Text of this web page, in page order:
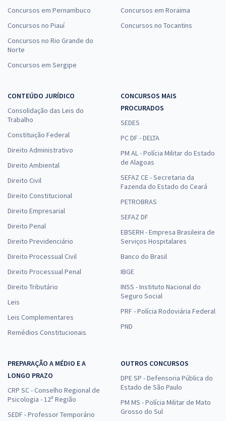
Concursos em Pernambuco
Concursos no Piauí
Concursos no Rio Grande do
Norte
Concursos em Sergipe
Concursos em Roraima
Concursos no Tocantins
CONTEÚDO JURÍDICO
Consolidação das Leis do
Trabalho
Constituição Federal
Direito Administrativo
Direito Ambiental
Direito Civil
Direito Constitucional
Direito Empresarial
Direito Penal
Direito Previdenciário
Direito Processual Civil
Direito Processual Penal
Direito Tributário
Leis
Leis Complementares
Remédios Constitucionais
CONCURSOS MAIS
PROCURADOS
SEDES
PC DF - DELTA
PM AL - Polícia Militar do Estado
de Alagoas
SEFAZ CE - Secretaria da
Fazenda do Estado do Ceará
PETROBRAS
SEFAZ DF
EBSERH - Empresa Brasileira de
Serviços Hospitalares
Banco do Brasil
IBGE
INSS - Instituto Nacional do
Seguro Social
PRF - Polícia Rodoviária Federal
PND
PREPARAÇÃO A MÉDIO E A
LONGO PRAZO
CRP SC - Conselho Regional de
Psicologia - 12ª Região
SEDF - Professor Temporário
OUTROS CONCURSOS
DPE SP - Defensoria Pública do
Estado de São Paulo
PM MS - Polícia Militar de Mato
Grosso do Sul